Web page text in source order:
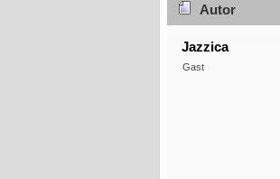
Autor
Jazzica
Gast